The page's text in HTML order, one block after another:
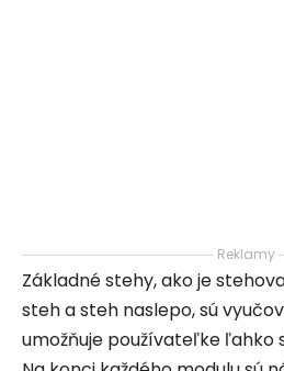
Reklamy
Základné stehy, ako je
steh a steh naslepo, sú
umožňuje používateľke ľahko